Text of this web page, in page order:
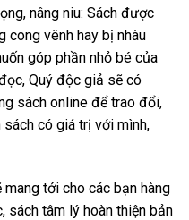
nâng niu: Sách được
cong vênh hay bị nhàu
góp phần nhỏ bé của
Quý độc giả sẽ có
sách online để trao đổi,
có giá trị với mình,
tới cho các bạn hàng
sách tâm lý hoàn thiện bản